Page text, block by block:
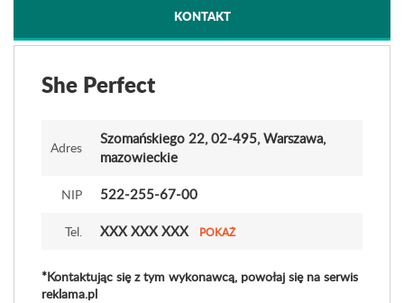
KONTAKT
She Perfect
Adres
Szomańskiego 22, 02-495, Warszawa,
mazowieckie
NIP 522-255-67-00
Tel. XXX XXX XXX POKAŻ
*Kontaktując się z tym wykonawcą, powołaj się na serwis
reklama.pl